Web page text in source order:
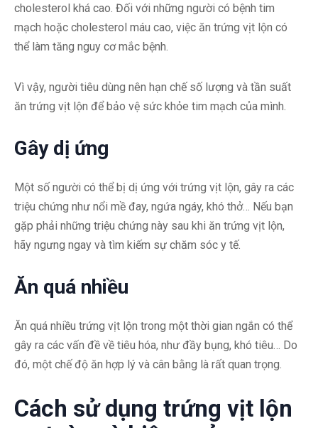
cholesterol khá cao. Đối với những người có bệnh tim
mạch hoặc cholesterol máu cao, việc ăn trứng vịt lộn có
thể làm tăng nguy cơ mắc bệnh.
Vì vậy, người tiêu dùng nên hạn chế số lượng và tần suất
ăn trứng vịt lộn để bảo vệ sức khỏe tim mạch của mình.
Gây dị ứng
Một số người có thể bị dị ứng với trứng vịt lộn, gây ra các
triệu chứng như nổi mề đay, ngứa ngáy, khó thở… Nếu bạn
gặp phải những triệu chứng này sau khi ăn trứng vịt lộn,
hãy ngưng ngay và tìm kiếm sự chăm sóc y tế.
Ăn quá nhiều
Ăn quá nhiều trứng vịt lộn trong một thời gian ngắn có thể
gây ra các vấn đề về tiêu hóa, như đầy bụng, khó tiêu… Do
đó, một chế độ ăn hợp lý và cân bằng là rất quan trọng.
Cách sử dụng trứng vịt lộn